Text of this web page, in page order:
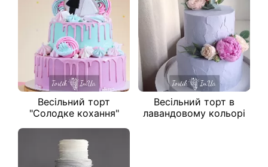
Весільний торт
"Солодке кохання"
Весільний торт в
лавандовому кольорі